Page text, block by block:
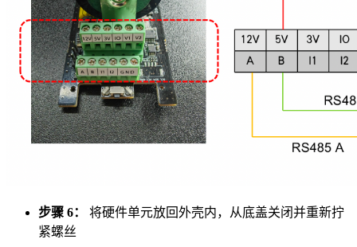
步骤 6：
将硬件单元放回外壳内，从底盖关闭并重新拧
紧螺丝